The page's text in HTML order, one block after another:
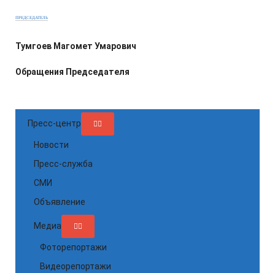
ПРЕДСЕДАТЕЛЬ
Тумгоев Магомет Умарович
Обращения Председателя
Пресс-центр
Новости
Пресс-служба
СМИ
Объявление
Медиа
Фоторепортажи
Видеорепортажи